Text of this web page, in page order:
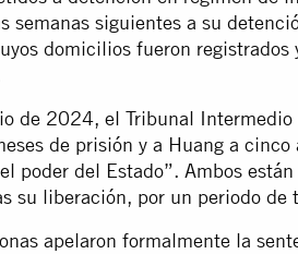
semanas siguientes a su
domicilios fueron
de 2024, el Tribunal Intermedio
de prisión y a Huang a
poder del Estado”. Ambos
su liberación, por un periodo de
apelaron formalmente la